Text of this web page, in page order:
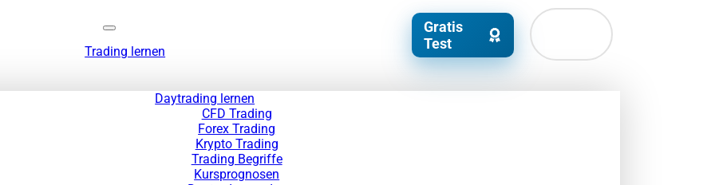
Trading lernen
Daytrading lernen
CFD Trading
Forex Trading
Krypto Trading
Trading Begriffe
Kursprognosen
Gratis
Test